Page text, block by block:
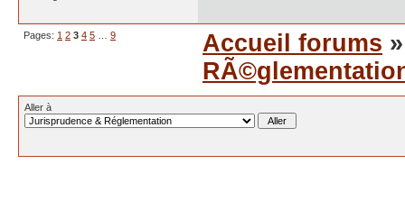
Pages: 1 2 3 4 5 9 Accueil forums
Aller à